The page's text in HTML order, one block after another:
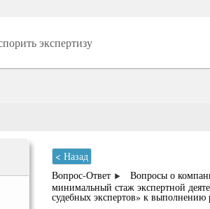
< Назад
Вопрос-Ответ
Вопросы о
минимальный стаж экспертной
судебных экспертов» к выполнению